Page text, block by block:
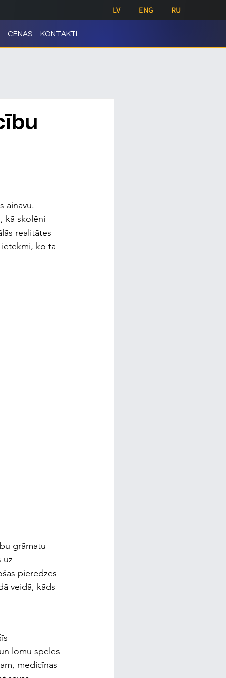
LV ENG RU
ainavu.
kā skolēni
realitātes
ko tā
grāmatu
uz
pieredzes
veidā, kāds
lomu spēles
medicīnas
CENAS KONTAKTI